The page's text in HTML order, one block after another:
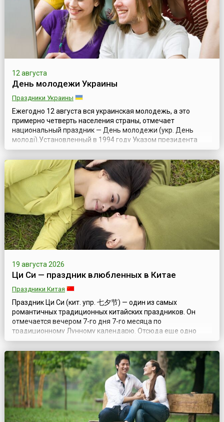
12 августа
День молодежи Украины
Праздники Украины
Ежегодно 12 августа вся украинская молодежь, а это
примерно четверть населения страны, отмечает
национальный праздник — День молодежи (укр. День
молоді).Установленный в 1994 году Указом президента
Украины № 323/94 по инициативе молодежных
объединений и организаций, изначально этот праздник
отмечался в последнее воскресенье июня, сохраняя
традицию со времён существования СССР, когда «День
совет...
19 августа 2026
Ци Си — праздник влюбленных в Китае
Праздники Китая
Праздник Ци Си (кит. упр. 七夕节) — один из самых
романтичных традиционных китайских праздников. Он
отмечается вечером 7-го дня 7-го месяца по
традиционному Лунному календарю. Отсюда еще одно
название этого праздника — Фестиваль двойной семерки.
Праздник Ци Си тесно связан со сказанием о Пастухе и
Ткачихе — трогательной историей любви, дошедшей до
наших дней с незапамятных времен. В период династ...